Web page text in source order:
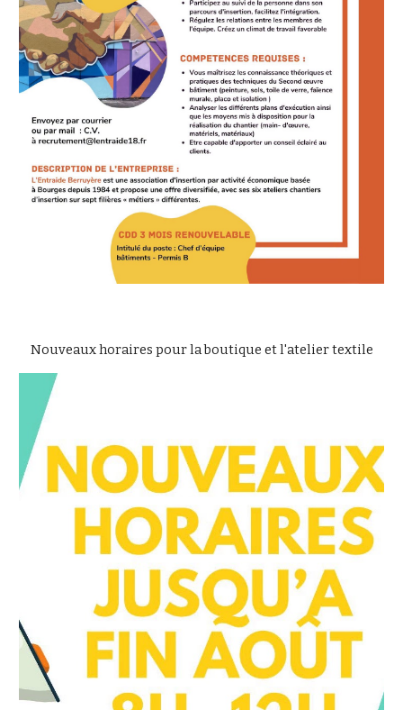
Nouveaux horaires pour la boutique et l'atelier textile